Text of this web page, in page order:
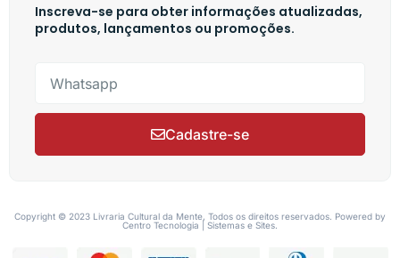
Inscreva-se para obter informações atualizadas,
produtos, lançamentos ou promoções.
Cadastre-se
Copyright © 2023 Livraria Cultural da Mente, Todos os direitos reservados. Powered by
Centro Tecnologia | Sistemas e Sites.